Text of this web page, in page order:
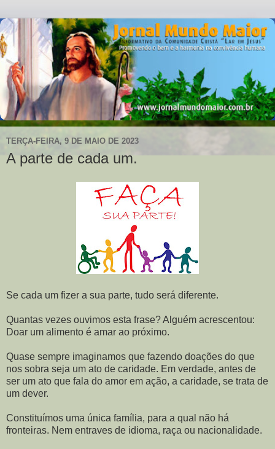
TERÇA-FEIRA, 9 DE MAIO DE 2023
A parte de cada um.
Se cada um fizer a sua parte, tudo será diferente.
Quantas vezes ouvimos esta frase? Alguém acrescentou:
Doar um alimento é amar ao próximo.
Quase sempre imaginamos que fazendo doações do que
nos sobra seja um ato de caridade. Em verdade, antes de
ser um ato que fala do amor em ação, a caridade, se trata de
um dever.
Constituímos uma única família, para a qual não há
fronteiras. Nem entraves de idioma, raça ou nacionalidade.